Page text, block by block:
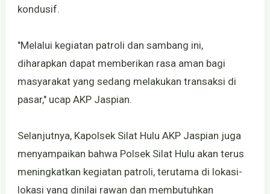
kondusif.
"Melalui kegiatan patroli dan sambang ini,
diharapkan dapat memberikan rasa aman bagi
masyarakat yang sedang melakukan transaksi di
pasar," ucap AKP Jaspian.
Selanjutnya, Kapolsek Silat Hulu AKP Jaspian juga
menyampaikan bahwa Polsek Silat Hulu akan terus
meningkatkan kegiatan patroli, terutama di lokasi-
lokasi yang dinilai rawan dan membutuhkan